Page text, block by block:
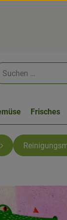
Frisches